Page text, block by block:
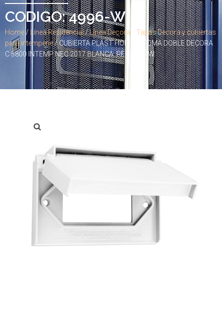
CODIGO: 4996-W
Home/ Línea Residencial/Línea Decora
Tapas Decora y cubiertas
para intemperie/ CUBIERTA PLÁST HORIZ P TOMA DOBLE DECORA
C 5800 INTEMP NEC 2017 BLANCA. REF 4996-W